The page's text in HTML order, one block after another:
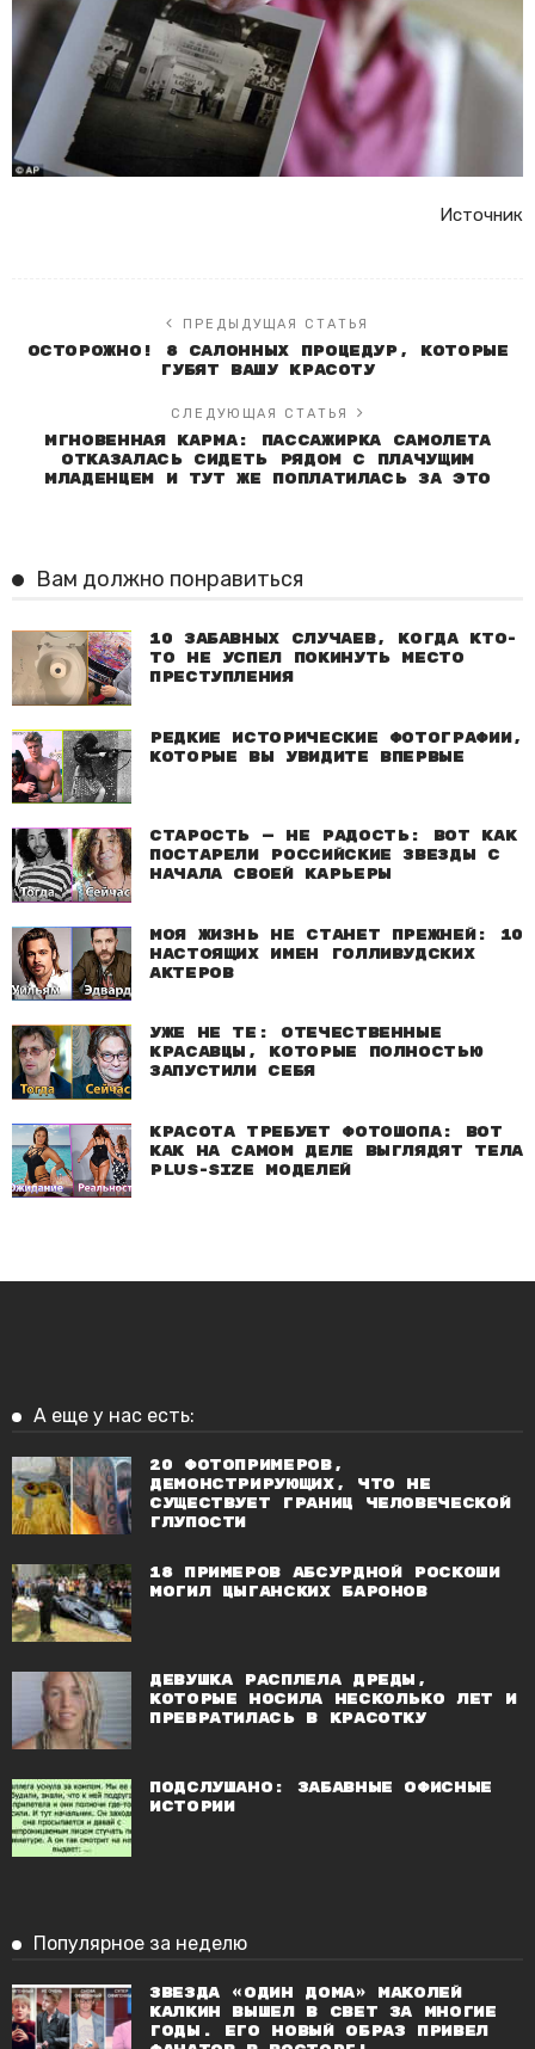
Источник
ПРЕДЫДУЩАЯ СТАТЬЯ
Осторожно! 8 салонных процедур, которые
губят вашу красоту
СЛЕДУЮЩАЯ СТАТЬЯ
Мгновенная карма: Пассажирка самолета
отказалась сидеть рядом с плачущим
младенцем и тут же поплатилась за это
Вам должно понравиться
10 забавных случаев, когда кто-
то не успел покинуть место
преступления
Редкие исторические фотографии,
которые вы увидите впервые
Старость — не радость: Вот как
постарели российские звезды с
начала своей карьеры
Моя жизнь не станет прежней: 10
настоящих имен голливудских
актеров
Уже не те: Отечественные
красавцы, которые полностью
запустили себя
Красота требует фотошопа: Вот
как на самом деле выглядят тела
plus-size моделей
А еще у нас есть:
20 фотопримеров,
демонстрирующих, что не
существует границ человеческой
глупости
18 примеров абсурдной роскоши
могил цыганских баронов
Девушка расплела дреды,
которые носила несколько лет и
превратилась в красотку
Подслушано: забавные офисные
истории
Популярное за неделю
Звезда «Один дома» Маколей
Калкин вышел в свет за многие
годы. Его новый образ привел